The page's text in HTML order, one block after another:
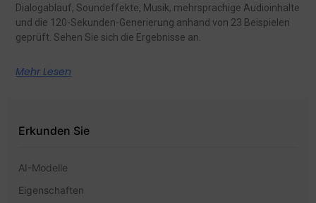
Dialogablauf, Soundeffekte, Musik, mehrsprachige Audioinhalte
und die 120-Sekunden-Generierung anhand von 23 Beispielen
geprüft. Sehen Sie sich die Ergebnisse an.
Mehr Lesen
Erkunden Sie
AI-Modelle
Eigenschaften